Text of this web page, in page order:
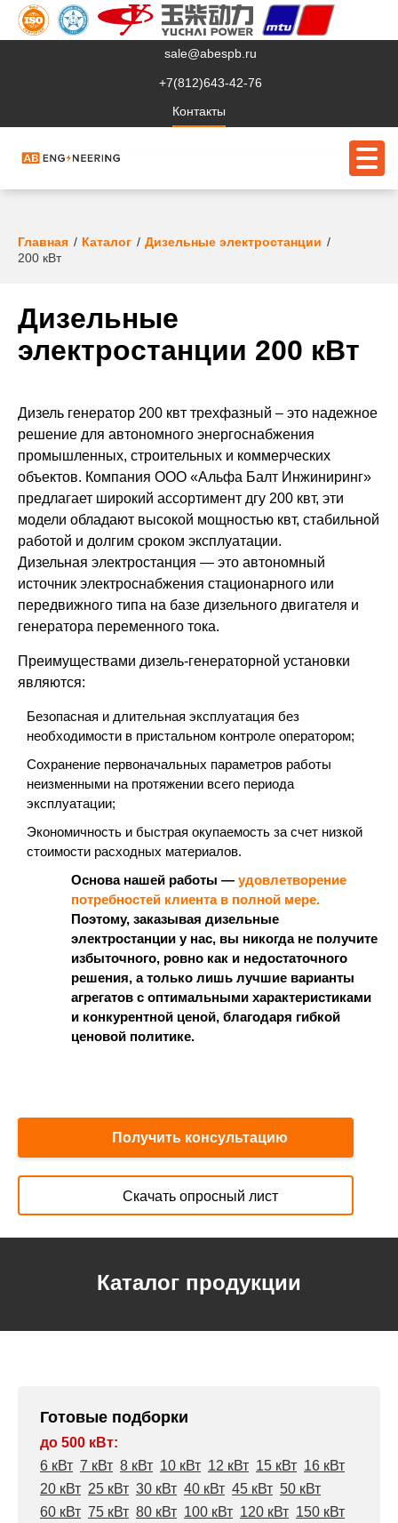
sale@abespb.ru
+7(812)643-42-76
Контакты
О компании
Сервис
Проекты
Главная Каталог
Дизельные электростанции
200 кВт
Дизельные
электростанции 200 кВт
Дизель генератор 200 квт трехфазный – это надежное
решение для автономного энергоснабжения
промышленных, строительных и коммерческих
объектов. Компания ООО «Альфа Балт Инжиниринг»
предлагает широкий ассортимент дгу 200 квт, эти
модели обладают высокой мощностью квт, стабильной
работой и долгим сроком эксплуатации.
Дизельная электростанция — это автономный
источник электроснабжения стационарного или
передвижного типа на базе дизельного двигателя и
генератора переменного тока.
Преимуществами дизель-генераторной установки
являются:
Безопасная и длительная эксплуатация без
необходимости в пристальном контроле оператором;
Сохранение первоначальных параметров работы
неизменными на протяжении всего периода
эксплуатации;
Экономичность и быстрая окупаемость за счет низкой
стоимости расходных материалов.
Основа нашей работы — удовлетворение
потребностей клиента в полной мере.
Поэтому, заказывая дизельные
электростанции у нас, вы никогда не получите
избыточного, ровно как и недостаточного
решения, а только лишь лучшие варианты
агрегатов с оптимальными характеристиками
и конкурентной ценой, благодаря гибкой
ценовой политике.
Получить консультацию
Скачать опросный лист
Каталог продукции
Готовые подборки
до 500 кВт:
6 кВт 7 кВт 8 кВт 10 кВт 12 кВт 15 кВт 16 кВт
20 кВт 25 кВт 30 кВт 40 кВт 45 кВт 50 кВт
60 кВт 75 кВт 80 кВт 100 кВт 120 кВт 150 кВт